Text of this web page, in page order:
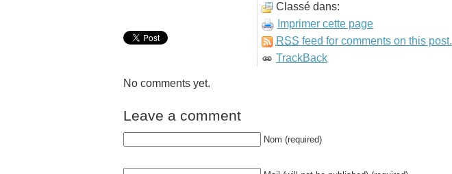
Classé dans:
Imprimer cette page
RSS feed for comments on this post.
TrackBack
No comments yet.
Leave a comment
Nom (required)